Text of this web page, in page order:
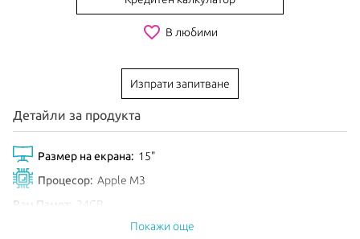
favorite_border В любими
Изпрати запитване
Детайли за продукта
Размер на екрана: 15"
Процесор: Apple M3
Рам Памет:
24GB
512GB SSD
Покажи още